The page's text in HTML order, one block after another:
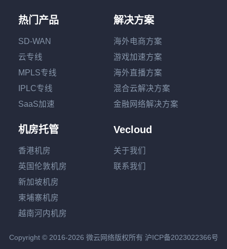
热门产品
SD-WAN
云专线
MPLS专线
IPLC专线
SaaS加速
解决方案
海外电商方案
游戏加速方案
海外直播方案
混合云解决方案
金融网络解决方案
机房托管
香港机房
英国伦敦机房
新加坡机房
柬埔寨机房
越南河内机房
Vecloud
关于我们
联系我们
Copyright © 2016-2026 微云网络版权所有 沪ICP备2023022366号